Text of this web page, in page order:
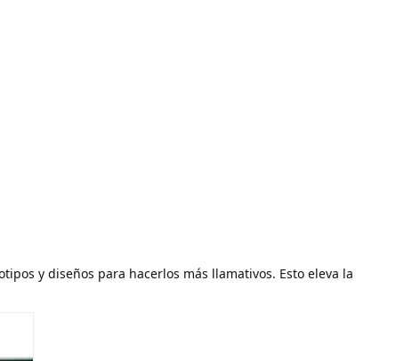
y diseños para hacerlos más llamativos. Esto eleva la